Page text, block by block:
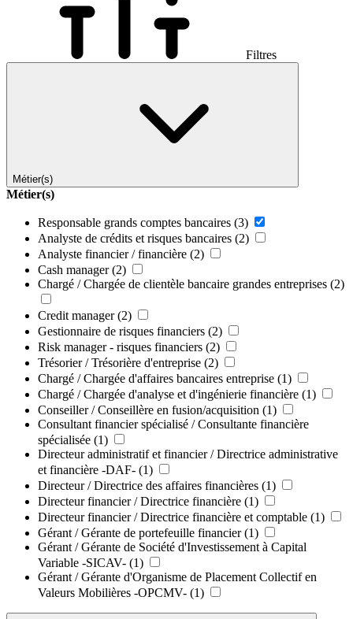
Filtres
Métier(s)
Métier(s)
Responsable grands comptes bancaires (3)
Analyste de crédits et risques bancaires (2)
Analyste financier / financière (2)
Cash manager (2)
Chargé / Chargée de clientèle bancaire grandes entreprises (2)
Credit manager (2)
Gestionnaire de risques financiers (2)
Risk manager - risques financiers (2)
Trésorier / Trésorière d'entreprise (2)
Chargé / Chargée d'affaires bancaires entreprise (1)
Chargé / Chargée d'analyse et d'ingénierie financière (1)
Conseiller / Conseillère en fusion/acquisition (1)
Consultant financier spécialisé / Consultante financière
spécialisée (1)
Directeur administratif et financier / Directrice administrative
et financière -DAF- (1)
Directeur / Directrice des affaires financières (1)
Directeur financier / Directrice financière (1)
Directeur financier / Directrice financière et comptable (1)
Gérant / Gérante de portefeuille financier (1)
Gérant / Gérante de Société d'Investissement à Capital
Variable -SICAV- (1)
Gérant / Gérante d'Organisme de Placement Collectif en
Valeurs Mobilières -OPCMV- (1)